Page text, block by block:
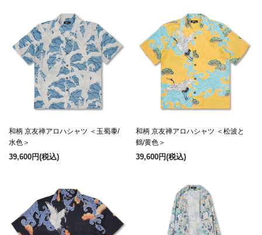
和柄 京友禅アロハシャツ ＜玉蜀黍/
水色＞
39,600円(税込)
和柄 京友禅アロハシャツ ＜松波と
鶴/黄色＞
39,600円(税込)